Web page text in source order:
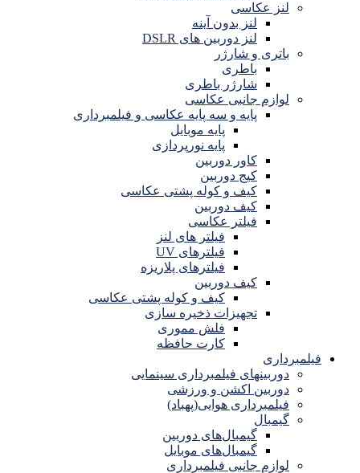
لنز عکاسی
لنز بدون آینه
لنز دوربین های DSLR
باتری و شارژر
باطری
شارژر باطری
لوازم جانبی عکاسی
پایه و سه پایه عکاسی و فیلمبرداری
پایه موبایل
پایه نورپردازی
کاور دوربین
کیج دوربین
کیف و کوله پشتی عکاسی
کیف دوربین
فیلتر عکاسی
فیلتر های لنز
فیلترهای UV
فیلترهای پلاریزه
کیف دوربین
کیف و کوله پشتی عکاسی
تجهیزات ذخیره سازی
فلش مموری
کارت حافظه
فیلمبرداری
دوربینهای فیلمبرداری سینمایی
دوربین اکشن و ورزشی
فیلمبرداری هوایی(پهباد)
گیمبال
گیمبال‌های دوربین
گیمبال‌های موبایل
لوازم جانبی فیلمبرداری